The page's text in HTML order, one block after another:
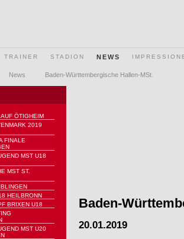
TRAINER STADION NEWS
News Baden-Württembergische Hallen-MSt.
ÖTIGHEIM
2019
FINALE
MST U18
MST ST.
HEILBRONN
BRIXEN U18
MST U20
Baden-
20.01.2019